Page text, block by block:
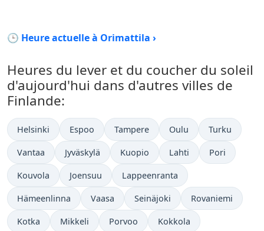
🕒 Heure actuelle à Orimattila ›
Heures du lever et du coucher du soleil
d'aujourd'hui dans d'autres villes de
Finlande:
Helsinki Espoo Tampere Oulu Turku
Vantaa Jyväskylä Kuopio Lahti Pori
Kouvola Joensuu Lappeenranta
Hämeenlinna Vaasa Seinäjoki Rovaniemi
Kotka Mikkeli Porvoo Kokkola